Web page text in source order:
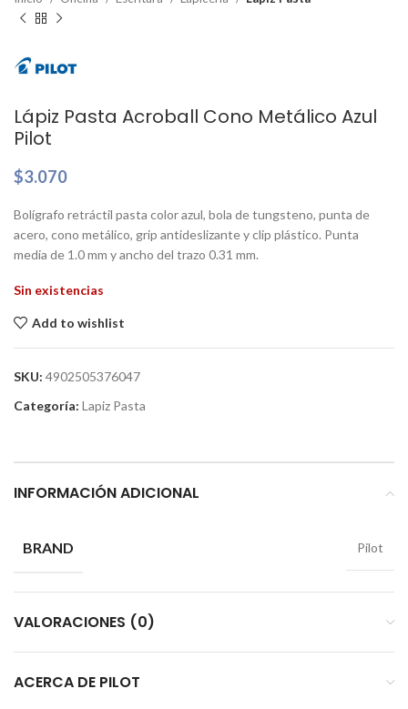
Lápiz Pasta Acroball Cono Metálico Azul
Pilot
$3.070
Bolígrafo retráctil pasta color azul, bola de tungsteno, punta de
acero, cono metálico, grip antideslizante y clip plástico. Punta
media de 1.0 mm y ancho del trazo 0.31 mm.
Sin existencias
Add to wishlist
SKU: 4902505376047
Categoría: Lapiz Pasta
INFORMACIÓN ADICIONAL
BRAND Pilot
VALORACIONES (0)
ACERCA DE PILOT